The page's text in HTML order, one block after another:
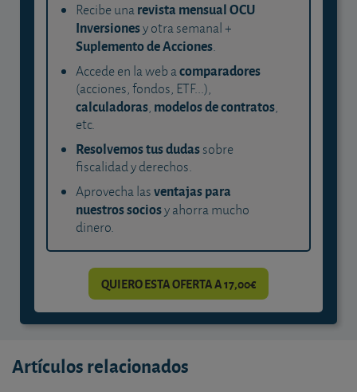
Recibe unarevista mensual OCU
Inversionesy otra semanal +
Suplemento de Acciones.
Accede en la web acomparadores
(acciones, fondos, ETF...),
calculadoras, modelos de contratos,
etc.
Resolvemos tus dudassobre
fiscalidad y derechos.
Aprovecha lasventajas para
nuestros sociosy ahorra mucho
dinero.
QUIERO ESTA OFERTA A 17,00€
Artículos relacionados